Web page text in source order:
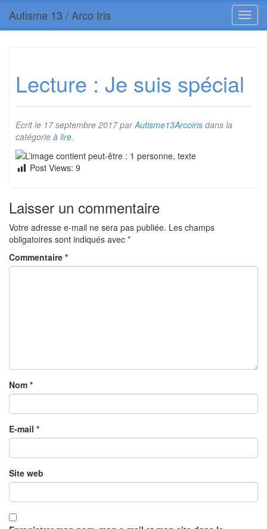
Autisme 13 / Arco Iris
Lecture : Je suis spécial
Ecrit le 17 septembre 2017parAutisme13Arcoiris dans la
catégorie à lire.
Post Views: 9
Laisser un commentaire
Votre adresse e-mail ne sera pas publiée. Les champs
obligatoires sont indiqués avec *
Commentaire *
Nom *
E-mail *
Site web